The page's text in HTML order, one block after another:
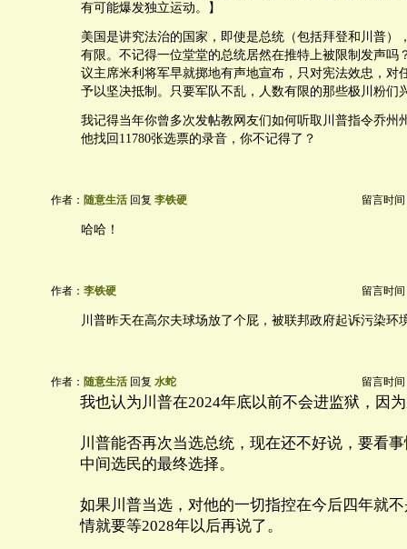
有可能爆发独立运动。】
美国是讲究法治的国家，即使是总统（包括拜登和川普）
有限。不记得一位堂堂的总统居然在推特上被限制发声吗
议主席米利将军早就掷地有声地宣布，只对宪法效忠，对
予以坚决抵制。只要军队不乱，人数有限的那些极川粉们
我记得当年你曾多次发帖教网友们如何听取川普指令乔州
他找回11780张选票的录音，你不记得了？
作者： 随意生活 回复 李铁硬 留言时间
哈哈！
作者： 李铁硬 留言时间
川普昨天在高尔夫球场放了个屁，被联邦政府起诉污染环
作者： 随意生活 回复 水蛇 留言时间
我也认为川普在2024年底以前不会进监狱，因
川普能否再次当选总统，现在还不好说，要看
中间选民的最终选择。
如果川普当选，对他的一切指控在今后四年就
情就要等2028年以后再说了。